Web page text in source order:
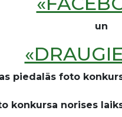
un
piedalās foto
konkursa norises